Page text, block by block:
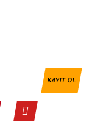
KAYIT OL